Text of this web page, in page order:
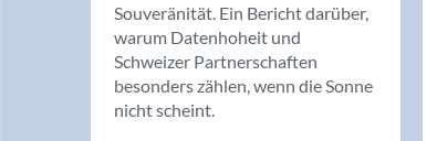
Souveränität. Ein Bericht darüber,
warum Datenhoheit und
Schweizer Partnerschaften
besonders zählen, wenn die Sonne
nicht scheint.